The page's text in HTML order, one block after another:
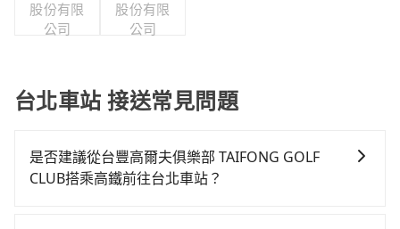
股份有限
公司
股份有限
公司
台北車站 接送常見問題
是否建議從台豐高爾夫俱樂部 TAIFONG GOLF
CLUB搭乘高鐵前往台北車站？